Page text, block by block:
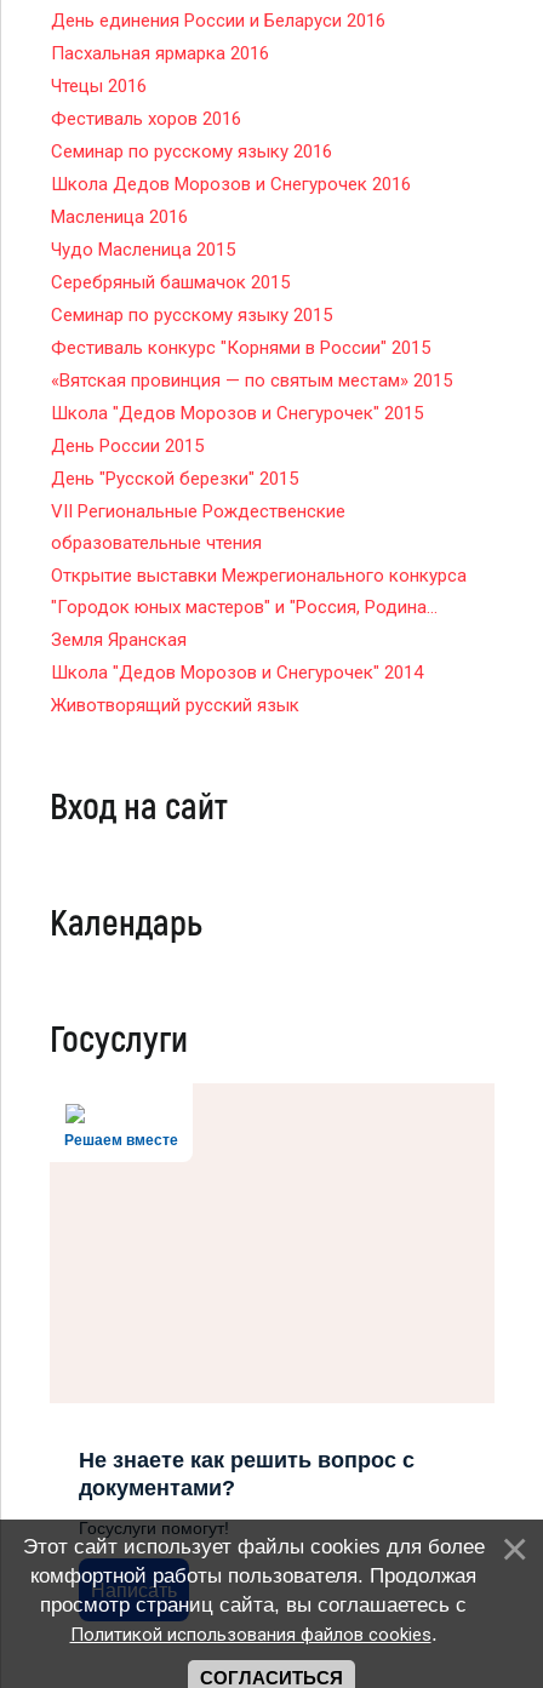
День единения России и Беларуси 2016
Пасхальная ярмарка 2016
Чтецы 2016
Фестиваль хоров 2016
Семинар по русскому языку 2016
Школа Дедов Морозов и Снегурочек 2016
Масленица 2016
Чудо Масленица 2015
Серебряный башмачок 2015
Семинар по русскому языку 2015
Фестиваль конкурс "Корнями в России" 2015
«Вятская провинция — по святым местам» 2015
Школа "Дедов Морозов и Снегурочек" 2015
День России 2015
День "Русской березки" 2015
VII Региональные Рождественские
образовательные чтения
Открытие выставки Межрегионального конкурса
"Городок юных мастеров" и "Россия, Родина...
Земля Яранская
Школа "Дедов Морозов и Снегурочек" 2014
Животворящий русский язык
Вход на сайт
Календарь
Госуслуги
Решаем вместе
Не знаете как решить вопрос с
документами?
Госуслуги помогут!
Написать
Этот сайт использует файлы cookies для более
комфортной работы пользователя. Продолжая
просмотр страниц сайта, вы соглашаетесь с
Политикой использования файлов cookies.
СОГЛАСИТЬСЯ